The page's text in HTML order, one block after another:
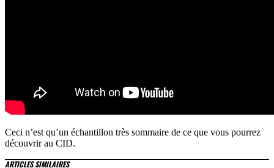
Ceci n’est qu’un échantillon très sommaire de ce que vous pourrez
découvrir au CID.
ARTICLES SIMILAIRES